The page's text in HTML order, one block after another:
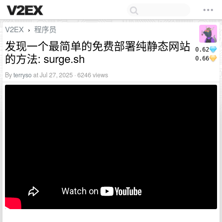
0.62
0.66
V2EX › 程序员
发现一个最简单的免费部署纯静态网站
的方法: surge.sh
Byterrysoat Jul 27, 2025 · 6246 views